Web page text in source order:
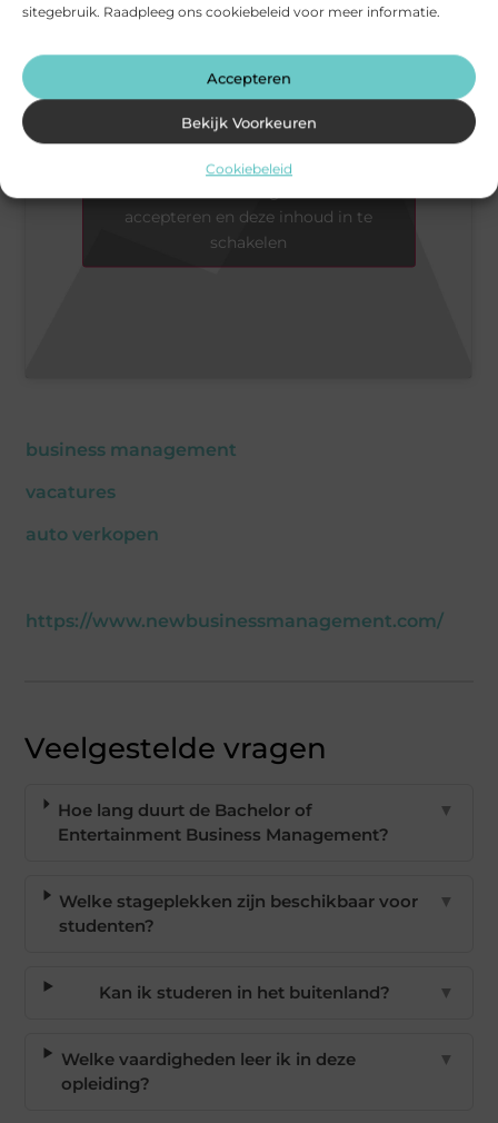
sitegebruik. Raadpleeg ons cookiebeleid voor meer informatie.
Accepteren
Bekijk Voorkeuren
Cookiebeleid
accepteren en deze inhoud in te
schakelen
business management
vacatures
auto verkopen
https://www.newbusinessmanagement.com/
Veelgestelde vragen
Hoe lang duurt de Bachelor of
Entertainment Business Management?
▼
Welke stageplekken zijn beschikbaar voor
studenten?
▼
Kan ik studeren in het buitenland? ▼
Welke vaardigheden leer ik in deze
opleiding?
▼